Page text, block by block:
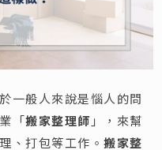
一般人來說是惱人的問
「搬家整理師 」，來幫
、打包等工作。搬家整